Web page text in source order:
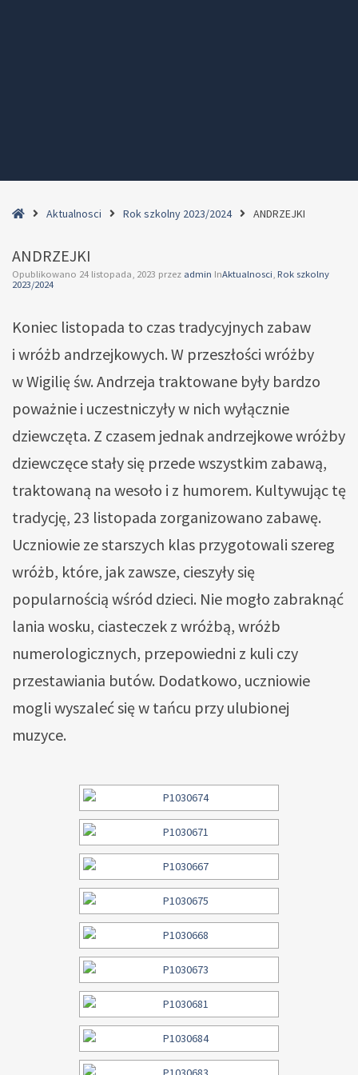
HomeAktualnosci Rok szkolny 2023/2024 ANDRZEJKI
ANDRZEJKI
Opublikowano 24 listopada, 2023 przez admin InAktualnosci, Rok szkolny
2023/2024
Koniec listopada to czas tradycyjnych zabaw
i wróżb andrzejkowych. W przeszłości wróżby
w Wigilię św. Andrzeja traktowane były bardzo
poważnie i uczestniczyły w nich wyłącznie
dziewczęta. Z czasem jednak andrzejkowe wróżby
dziewczęce stały się przede wszystkim zabawą,
traktowaną na wesoło i z humorem. Kultywując tę
tradycję, 23 listopada zorganizowano zabawę.
Uczniowie ze starszych klas przygotowali szereg
wróżb, które, jak zawsze, cieszyły się
popularnością wśród dzieci. Nie mogło zabraknąć
lania wosku, ciasteczek z wróżbą, wróżb
numerologicznych, przepowiedni z kuli czy
przestawiania butów. Dodatkowo, uczniowie
mogli wyszaleć się w tańcu przy ulubionej
muzyce.